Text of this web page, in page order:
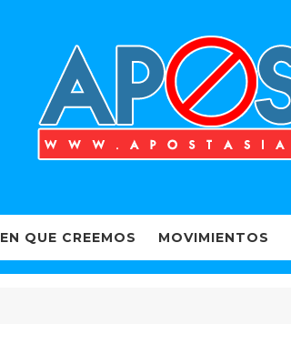
EN QUE CREEMOS MOVIMIENTOS